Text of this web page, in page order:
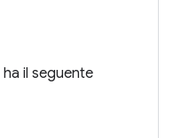
ha il seguente